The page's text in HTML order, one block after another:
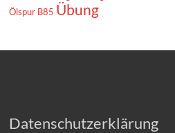
Ölspur B85 Übung
Datenschutzerklärung